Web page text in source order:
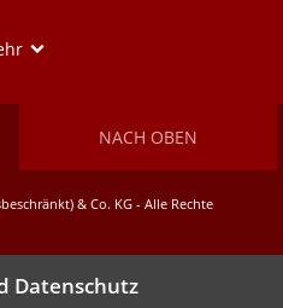
NACH OBEN
& Co. KG - Alle Rechte
Datenschutz